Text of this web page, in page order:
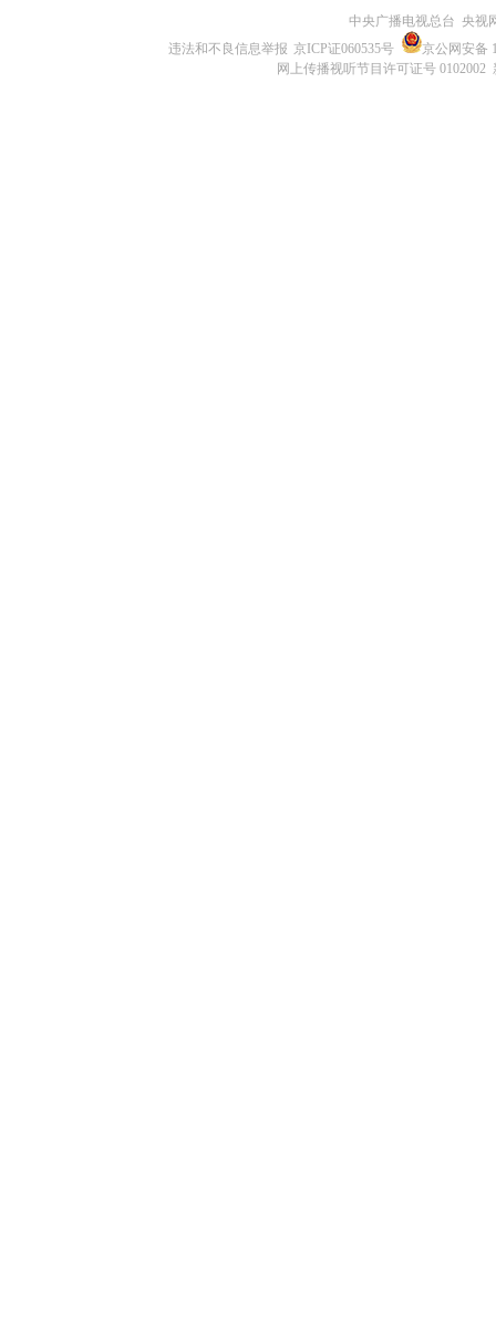
中央广播电视总台 央视
违法和不良信息举报 京ICP证060535号
京公网安备
网上传播视听节目许可证号 0102002